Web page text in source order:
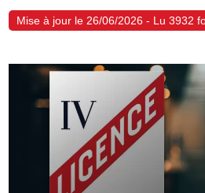
Mise à jour le 26/06/2026 - Lu 3932